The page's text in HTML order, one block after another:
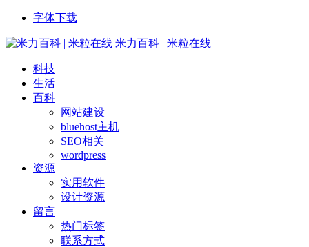
字体下载
米力百科 | 米粒在线
科技
生活
百科
网站建设
bluehost主机
SEO相关
wordpress
资源
实用软件
设计资源
留言
热门标签
联系方式